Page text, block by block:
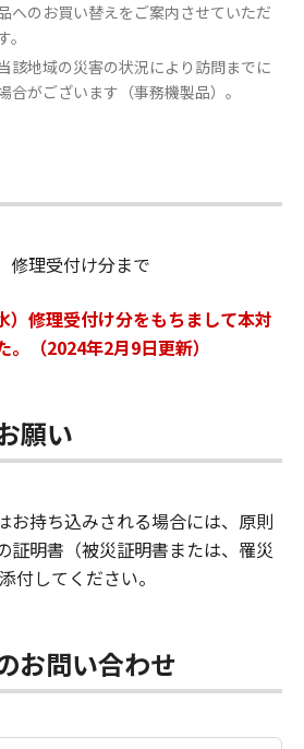
へのお買い替えをご案内させていただ
該地域の災害の状況により訪問までに
合がございます（事務機製品）。
修理受付け分まで
修理受付け分をもちまして本対
（2024年2月9日更新）
願い
お持ち込みされる場合には、原則
証明書（被災証明書または、罹災
付してください。
お問い合わせ